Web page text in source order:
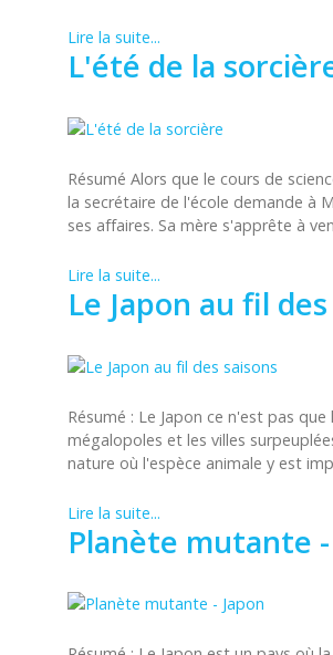
Lire la suite...
L'été de la
Résumé Alors que le cours de
la secrétaire de l'école demande à
ses affaires. Sa mère s'apprête à
Lire la suite...
Le Japon au fil
Résumé : Le Japon ce n'est pas que
mégalopoles et les villes
nature où l'espèce animale y est
Lire la suite...
Planète mutante -